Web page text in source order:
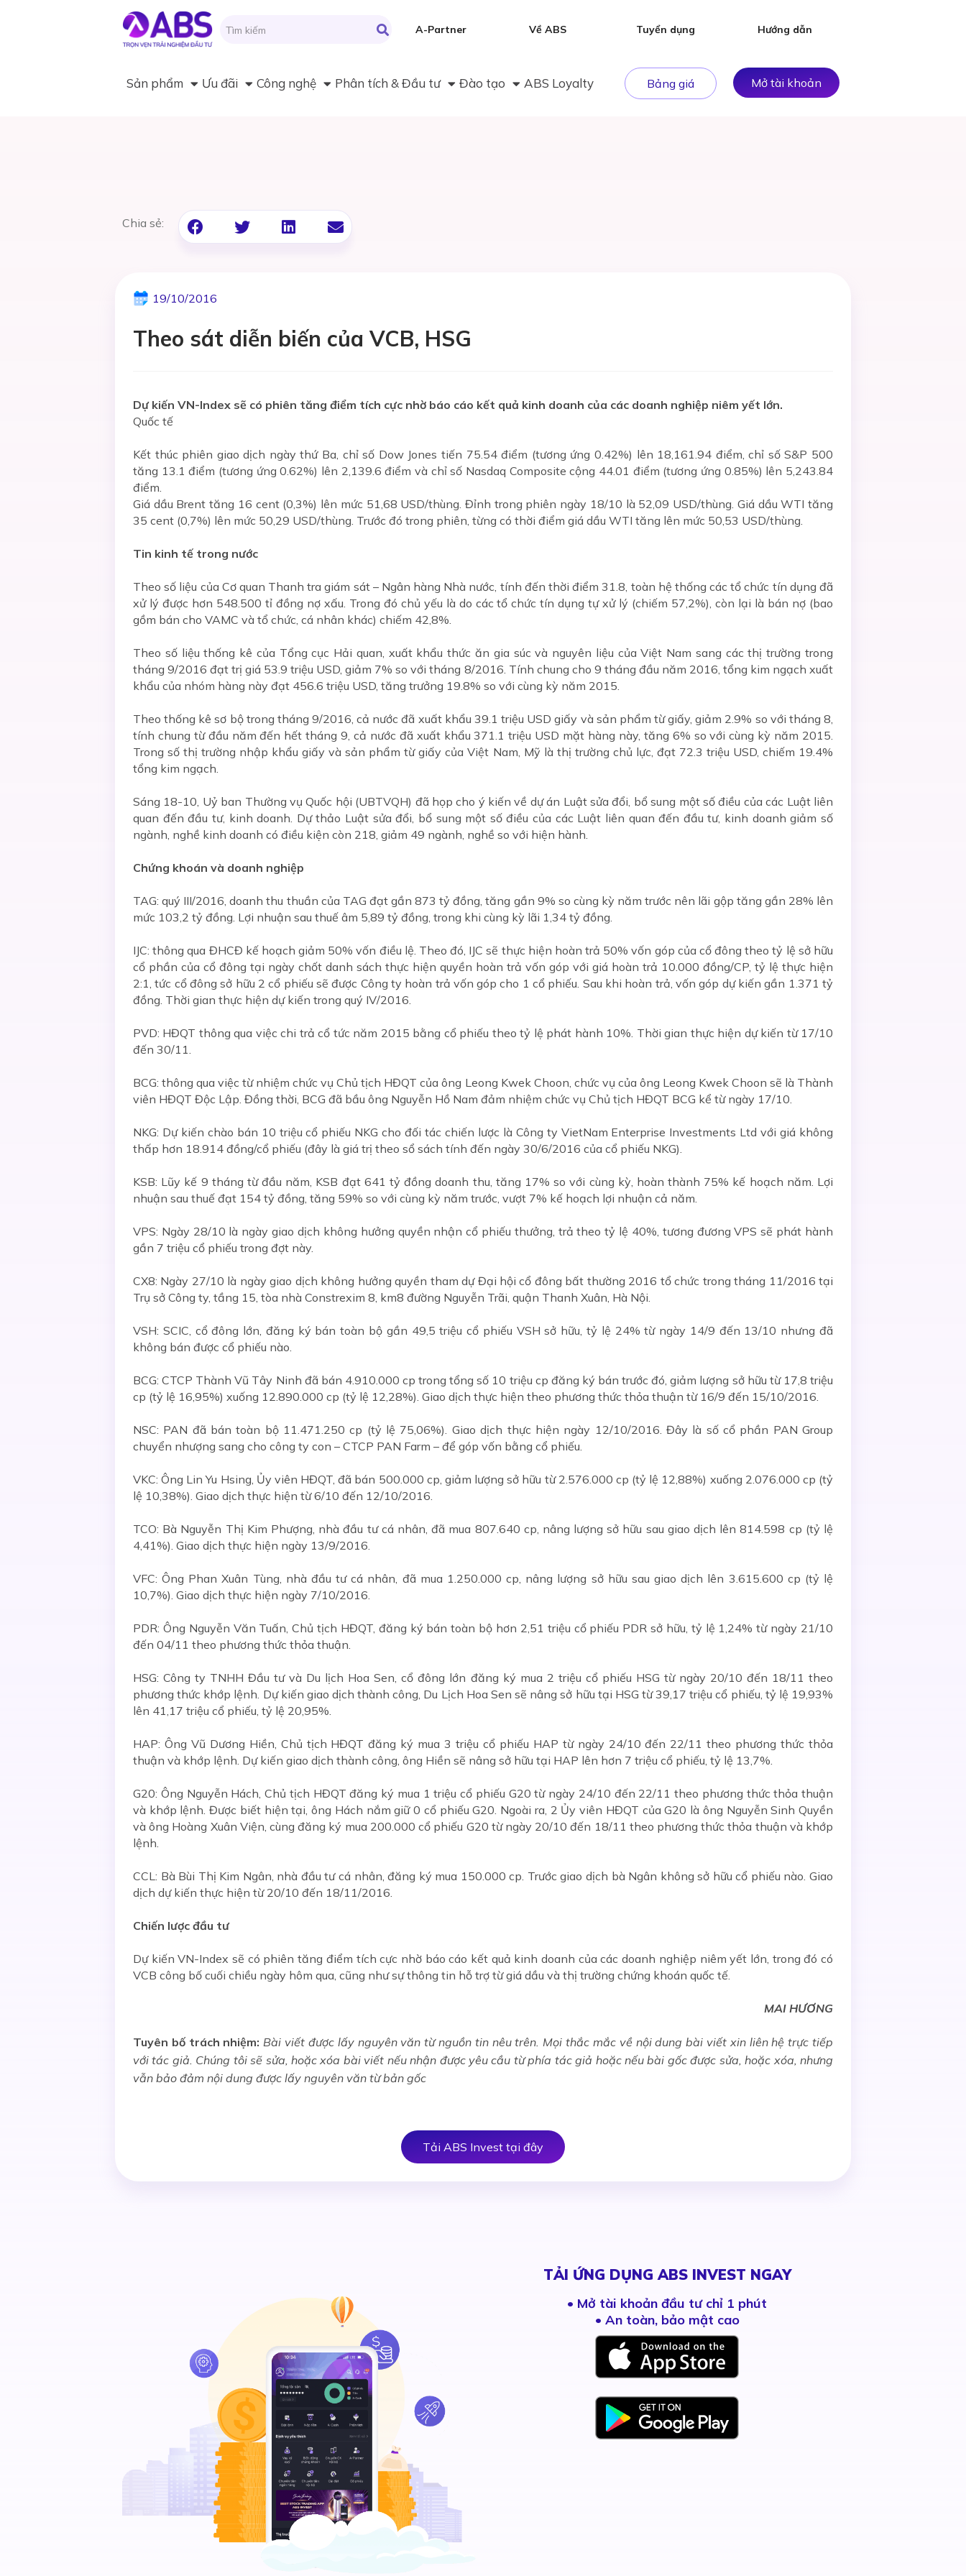
A-Partner Về ABS Tuyển dụng Hướng dẫn
Sản phẩm Ưu đãi Công nghệ Phân tích & Đầu tư Đào tạo ABS Loyalty Bảng giá Mở tài khoản
Chia sẻ:
19/10/2016
Theo sát diễn biến của VCB, HSG
Dự kiến VN-Index sẽ có phiên tăng điểm tích cực nhờ báo cáo kết quả kinh doanh của các doanh nghiệp niêm yết lớn.
Quốc tế
Kết thúc phiên giao dịch ngày thứ Ba, chỉ số Dow Jones tiến 75.54 điểm (tương ứng 0.42%) lên 18,161.94 điểm, chỉ số S&P 500
tăng 13.1 điểm (tương ứng 0.62%) lên 2,139.6 điểm và chỉ số Nasdaq Composite cộng 44.01 điểm (tương ứng 0.85%) lên 5,243.84
điểm.
Giá dầu Brent tăng 16 cent (0,3%) lên mức 51,68 USD/thùng. Đỉnh trong phiên ngày 18/10 là 52,09 USD/thùng. Giá dầu WTI tăng
35 cent (0,7%) lên mức 50,29 USD/thùng. Trước đó trong phiên, từng có thời điểm giá dầu WTI tăng lên mức 50,53 USD/thùng.
Tin kinh tế trong nước
Theo số liệu của Cơ quan Thanh tra giám sát – Ngân hàng Nhà nước, tính đến thời điểm 31.8, toàn hệ thống các tổ chức tín dụng đã
xử lý được hơn 548.500 tỉ đồng nợ xấu. Trong đó chủ yếu là do các tổ chức tín dụng tự xử lý (chiếm 57,2%), còn lại là bán nợ (bao
gồm bán cho VAMC và tổ chức, cá nhân khác) chiếm 42,8%.
Theo số liệu thống kê của Tổng cục Hải quan, xuất khẩu thức ăn gia súc và nguyên liệu của Việt Nam sang các thị trường trong
tháng 9/2016 đạt trị giá 53.9 triệu USD, giảm 7% so với tháng 8/2016. Tính chung cho 9 tháng đầu năm 2016, tổng kim ngạch xuất
khẩu của nhóm hàng này đạt 456.6 triệu USD, tăng trưởng 19.8% so với cùng kỳ năm 2015.
Theo thống kê sơ bộ trong tháng 9/2016, cả nước đã xuất khẩu 39.1 triệu USD giấy và sản phẩm từ giấy, giảm 2.9% so với tháng 8,
tính chung từ đầu năm đến hết tháng 9, cả nước đã xuất khẩu 371.1 triệu USD mặt hàng này, tăng 6% so với cùng kỳ năm 2015.
Trong số thị trường nhập khẩu giấy và sản phẩm từ giấy của Việt Nam, Mỹ là thị trường chủ lực, đạt 72.3 triệu USD, chiếm 19.4%
tổng kim ngạch.
Sáng 18-10, Uỷ ban Thường vụ Quốc hội (UBTVQH) đã họp cho ý kiến về dự án Luật sửa đổi, bổ sung một số điều của các Luật liên
quan đến đầu tư, kinh doanh. Dự thảo Luật sửa đổi, bổ sung một số điều của các Luật liên quan đến đầu tư, kinh doanh giảm số
ngành, nghề kinh doanh có điều kiện còn 218, giảm 49 ngành, nghề so với hiện hành.
Chứng khoán và doanh nghiệp
TAG: quý III/2016, doanh thu thuần của TAG đạt gần 873 tỷ đồng, tăng gần 9% so cùng kỳ năm trước nên lãi gộp tăng gần 28% lên
mức 103,2 tỷ đồng. Lợi nhuận sau thuế âm 5,89 tỷ đồng, trong khi cùng kỳ lãi 1,34 tỷ đồng.
IJC: thông qua ĐHCĐ kế hoạch giảm 50% vốn điều lệ. Theo đó, IJC sẽ thực hiện hoàn trả 50% vốn góp của cổ đông theo tỷ lệ sở hữu
cổ phần của cổ đông tại ngày chốt danh sách thực hiện quyền hoàn trả vốn góp với giá hoàn trả 10.000 đồng/CP, tỷ lệ thực hiện
2:1, tức cổ đông sở hữu 2 cổ phiếu sẽ được Công ty hoàn trả vốn góp cho 1 cổ phiếu. Sau khi hoàn trả, vốn góp dự kiến gần 1.371 tỷ
đồng. Thời gian thực hiện dự kiến trong quý IV/2016.
PVD: HĐQT thông qua việc chi trả cổ tức năm 2015 bằng cổ phiếu theo tỷ lệ phát hành 10%. Thời gian thực hiện dự kiến từ 17/10
đến 30/11.
BCG: thông qua việc từ nhiệm chức vụ Chủ tịch HĐQT của ông Leong Kwek Choon, chức vụ của ông Leong Kwek Choon sẽ là Thành
viên HĐQT Độc Lập. Đồng thời, BCG đã bầu ông Nguyễn Hồ Nam đảm nhiệm chức vụ Chủ tịch HĐQT BCG kể từ ngày 17/10.
NKG: Dự kiến chào bán 10 triệu cổ phiếu NKG cho đối tác chiến lược là Công ty VietNam Enterprise Investments Ltd với giá không
thấp hơn 18.914 đồng/cổ phiếu (đây là giá trị theo sổ sách tính đến ngày 30/6/2016 của cổ phiếu NKG).
KSB: Lũy kế 9 tháng từ đầu năm, KSB đạt 641 tỷ đồng doanh thu, tăng 17% so với cùng kỳ, hoàn thành 75% kế hoạch năm. Lợi
nhuận sau thuế đạt 154 tỷ đồng, tăng 59% so với cùng kỳ năm trước, vượt 7% kế hoạch lợi nhuận cả năm.
VPS: Ngày 28/10 là ngày giao dịch không hưởng quyền nhận cổ phiếu thưởng, trả theo tỷ lệ 40%, tương đương VPS sẽ phát hành
gần 7 triệu cổ phiếu trong đợt này.
CX8: Ngày 27/10 là ngày giao dịch không hưởng quyền tham dự Đại hội cổ đông bất thường 2016 tổ chức trong tháng 11/2016 tại
Trụ sở Công ty, tầng 15, tòa nhà Constrexim 8, km8 đường Nguyễn Trãi, quận Thanh Xuân, Hà Nội.
VSH: SCIC, cổ đông lớn, đăng ký bán toàn bộ gần 49,5 triệu cổ phiếu VSH sở hữu, tỷ lệ 24% từ ngày 14/9 đến 13/10 nhưng đã
không bán được cổ phiếu nào.
BCG: CTCP Thành Vũ Tây Ninh đã bán 4.910.000 cp trong tổng số 10 triệu cp đăng ký bán trước đó, giảm lượng sở hữu từ 17,8 triệu
cp (tỷ lệ 16,95%) xuống 12.890.000 cp (tỷ lệ 12,28%). Giao dịch thực hiện theo phương thức thỏa thuận từ 16/9 đến 15/10/2016.
NSC: PAN đã bán toàn bộ 11.471.250 cp (tỷ lệ 75,06%). Giao dịch thực hiện ngày 12/10/2016. Đây là số cổ phần PAN Group
chuyển nhượng sang cho công ty con – CTCP PAN Farm – để góp vốn bằng cổ phiếu.
VKC: Ông Lin Yu Hsing, Ủy viên HĐQT, đã bán 500.000 cp, giảm lượng sở hữu từ 2.576.000 cp (tỷ lệ 12,88%) xuống 2.076.000 cp (tỷ
lệ 10,38%). Giao dịch thực hiện từ 6/10 đến 12/10/2016.
TCO: Bà Nguyễn Thị Kim Phượng, nhà đầu tư cá nhân, đã mua 807.640 cp, nâng lượng sở hữu sau giao dịch lên 814.598 cp (tỷ lệ
4,41%). Giao dịch thực hiện ngày 13/9/2016.
VFC: Ông Phan Xuân Tùng, nhà đầu tư cá nhân, đã mua 1.250.000 cp, nâng lượng sở hữu sau giao dịch lên 3.615.600 cp (tỷ lệ
10,7%). Giao dịch thực hiện ngày 7/10/2016.
PDR: Ông Nguyễn Văn Tuấn, Chủ tịch HĐQT, đăng ký bán toàn bộ hơn 2,51 triệu cổ phiếu PDR sở hữu, tỷ lệ 1,24% từ ngày 21/10
đến 04/11 theo phương thức thỏa thuận.
HSG: Công ty TNHH Đầu tư và Du lịch Hoa Sen, cổ đông lớn đăng ký mua 2 triệu cổ phiếu HSG từ ngày 20/10 đến 18/11 theo
phương thức khớp lệnh. Dự kiến giao dịch thành công, Du Lịch Hoa Sen sẽ nâng sở hữu tại HSG từ 39,17 triệu cổ phiếu, tỷ lệ 19,93%
lên 41,17 triệu cổ phiếu, tỷ lệ 20,95%.
HAP: Ông Vũ Dương Hiền, Chủ tịch HĐQT đăng ký mua 3 triệu cổ phiếu HAP từ ngày 24/10 đến 22/11 theo phương thức thỏa
thuận và khớp lệnh. Dự kiến giao dịch thành công, ông Hiền sẽ nâng sở hữu tại HAP lên hơn 7 triệu cổ phiếu, tỷ lệ 13,7%.
G20: Ông Nguyễn Hách, Chủ tịch HĐQT đăng ký mua 1 triệu cổ phiếu G20 từ ngày 24/10 đến 22/11 theo phương thức thỏa thuận
và khớp lệnh. Được biết hiện tại, ông Hách nắm giữ 0 cổ phiếu G20. Ngoài ra, 2 Ủy viên HĐQT của G20 là ông Nguyễn Sinh Quyền
và ông Hoàng Xuân Viện, cùng đăng ký mua 200.000 cổ phiếu G20 từ ngày 20/10 đến 18/11 theo phương thức thỏa thuận và khớp
lệnh.
CCL: Bà Bùi Thị Kim Ngân, nhà đầu tư cá nhân, đăng ký mua 150.000 cp. Trước giao dịch bà Ngân không sở hữu cổ phiếu nào. Giao
dịch dự kiến thực hiện từ 20/10 đến 18/11/2016.
Chiến lược đầu tư
Dự kiến VN-Index sẽ có phiên tăng điểm tích cực nhờ báo cáo kết quả kinh doanh của các doanh nghiệp niêm yết lớn, trong đó có
VCB công bố cuối chiều ngày hôm qua, cũng như sự thông tin hỗ trợ từ giá dầu và thị trường chứng khoán quốc tế.
MAI HƯƠNG
Tuyên bố trách nhiệm: Bài viết được lấy nguyên văn từ nguồn tin nêu trên. Mọi thắc mắc về nội dung bài viết xin liên hệ trực tiếp
với tác giả. Chúng tôi sẽ sửa, hoặc xóa bài viết nếu nhận được yêu cầu từ phía tác giả hoặc nếu bài gốc được sửa, hoặc xóa, nhưng
vẫn bảo đảm nội dung được lấy nguyên văn từ bản gốc
Tải ABS Invest tại đây
TẢI ỨNG DỤNG ABS INVEST NGAY
• Mở tài khoản đầu tư chỉ 1 phút
• An toàn, bảo mật cao